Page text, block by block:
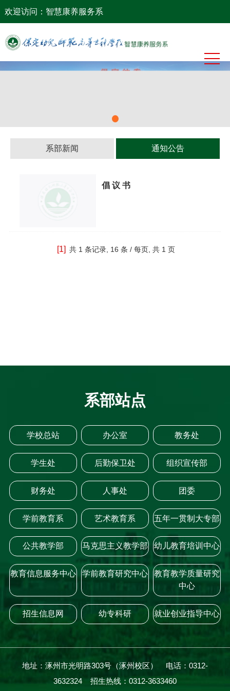
欢迎访问：智慧康养服务系
学生工作
系部新闻 通知公告
倡 议 书
[1] 共 1 条记录, 16 条 / 每页, 共 1 页
系部站点
学校总站 办公室 教务处
学生处 后勤保卫处 组织宣传部
财务处 人事处 团委
学前教育系 艺术教育系 五年一贯制大专部
公共教学部 马克思主义教学部 幼儿教育培训中心
教育信息服务中心 学前教育研究中心
教育教学质量研究
中心
招生信息网 幼专科研 就业创业指导中心
地址：涿州市光明路303号（涿州校区） 电话：0312-
3632324 招生热线：0312-3633460